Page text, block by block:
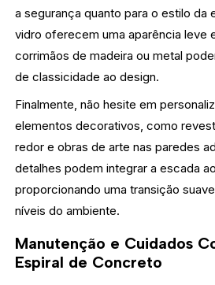
a segurança quanto para o estilo da
vidro oferecem uma aparência leve
corrimãos de madeira ou metal
de classicidade ao design.
Finalmente, não hesite em
elementos decorativos, como
redor e obras de arte nas paredes
detalhes podem integrar a escada
proporcionando uma transição
níveis do ambiente.
Manutenção e Cuidados
Espiral de Concreto